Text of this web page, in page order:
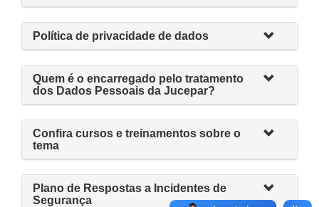
Política de privacidade de dados
Quem é o encarregado pelo tratamento
dos Dados Pessoais da Jucepar?
Confira cursos e treinamentos sobre o
tema
Plano de Respostas a Incidentes de
Segurança